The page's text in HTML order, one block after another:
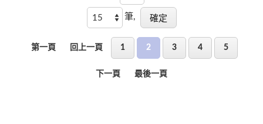
筆,
第一頁 回上一頁 1 2 3 4 5
下一頁 最後一頁